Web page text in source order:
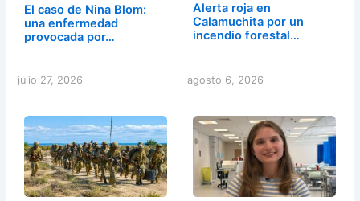
El caso de Nina Blom:
una enfermedad
provocada por…
julio 27, 2026
Alerta roja en
Calamuchita por un
incendio forestal…
agosto 6, 2026